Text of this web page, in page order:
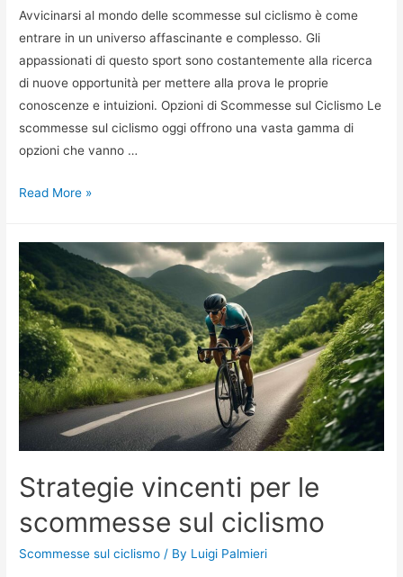
Avvicinarsi al mondo delle scommesse sul ciclismo è come
entrare in un universo affascinante e complesso. Gli
appassionati di questo sport sono costantemente alla ricerca
di nuove opportunità per mettere alla prova le proprie
conoscenze e intuizioni. Opzioni di Scommesse sul Ciclismo Le
scommesse sul ciclismo oggi offrono una vasta gamma di
opzioni che vanno …
Come
Scommesse
Ciclismo
Oggi
Read More »
Strategie vincenti per le
scommesse sul ciclismo
Scommesse sul ciclismo / By Luigi Palmieri